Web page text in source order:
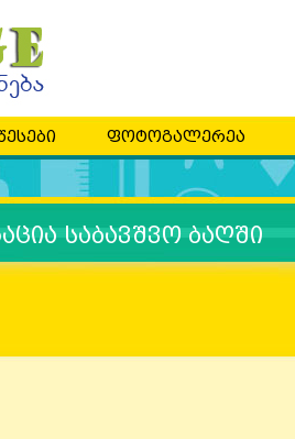
ფოტოგალერეა
საბავშვო ბაღში